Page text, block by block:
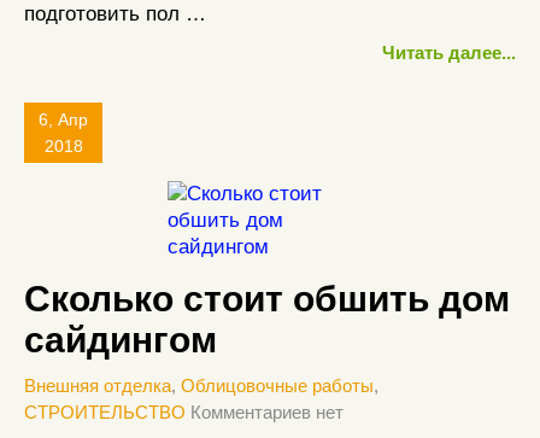
подготовить пол …
Читать далее...
6, Апр
2018
Сколько стоит обшить дом
сайдингом
Внешняя отделка, Облицовочные работы,
СТРОИТЕЛЬСТВО Комментариев нет